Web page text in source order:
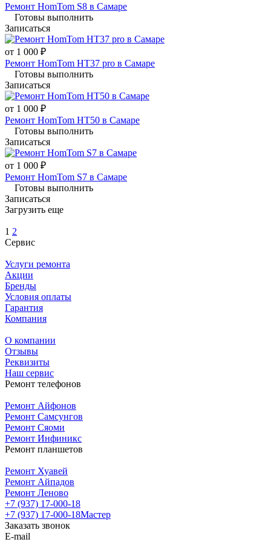
Ремонт HomTom S8 в Самаре
Готовы выполнить
Записаться
от 1 000 ₽
Ремонт HomTom HT37 pro в Самаре
Готовы выполнить
Записаться
от 1 000 ₽
Ремонт HomTom HT50 в Самаре
Готовы выполнить
Записаться
от 1 000 ₽
Ремонт HomTom S7 в Самаре
Готовы выполнить
Записаться
Загрузить еще
1 2
Сервис
Услуги ремонта
Акции
Бренды
Условия оплаты
Гарантия
Компания
О компании
Отзывы
Реквизиты
Наш сервис
Ремонт телефонов
Ремонт Айфонов
Ремонт Самсунгов
Ремонт Сяоми
Ремонт Инфиникс
Ремонт планшетов
Ремонт Хуавей
Ремонт Айпадов
Ремонт Леново
+7 (937) 17-000-18
+7 (937) 17-000-18Мастер
Заказать звонок
E-mail